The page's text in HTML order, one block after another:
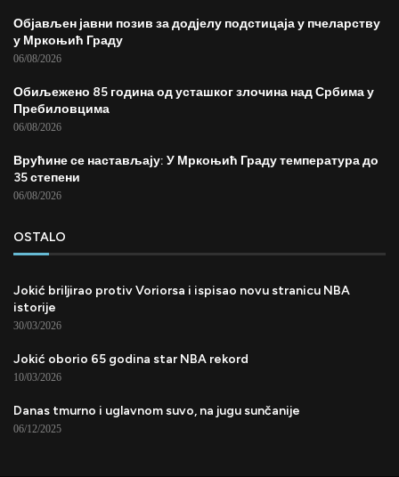
Објављен јавни позив за додјелу подстицаја у пчеларству
у Мркоњић Граду
06/08/2026
Обиљежено 85 година од усташког злочина над Србима у
Пребиловцима
06/08/2026
Врућине се настављају: У Мркоњић Граду температура до
35 степени
06/08/2026
OSTALO
Jokić briljirao protiv Voriorsa i ispisao novu stranicu NBA
istorije
30/03/2026
Jokić oborio 65 godina star NBA rekord
10/03/2026
Danas tmurno i uglavnom suvo, na jugu sunčanije
06/12/2025